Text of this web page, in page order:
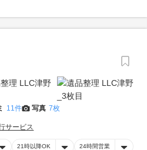
11件 写真 7枚
サービス
21時以降OK 24時間営業